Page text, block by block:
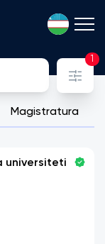
1
Magistratura
universiteti